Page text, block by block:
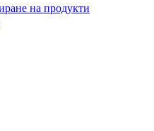
на продукти